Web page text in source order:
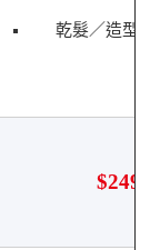
乾髮／造型後
$249